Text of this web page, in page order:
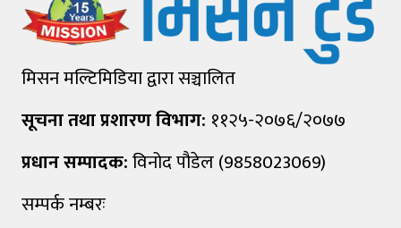
मिसन मल्टिमिडिया द्वारा सञ्चालित
सूचना तथा प्रशारण विभाग: ११२५-२०७६/२०७७
प्रधान सम्पादक:विनोद पौडेल (9858023069)
सम्पर्क नम्बरः